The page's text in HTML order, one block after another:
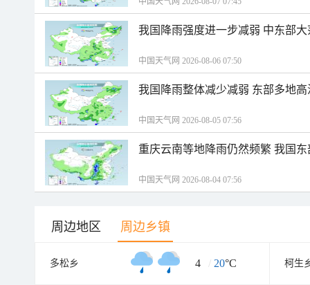
我国降雨强度进一步减弱 中东部
中国天气网 2026-08-06 07:50
我国降雨整体减少减弱 东部多地
中国天气网 2026-08-05 07:56
重庆云南等地降雨仍然频繁 我国
中国天气网 2026-08-04 07:56
周边地区 周边乡镇
多松乡 4 / 20°C 柯生